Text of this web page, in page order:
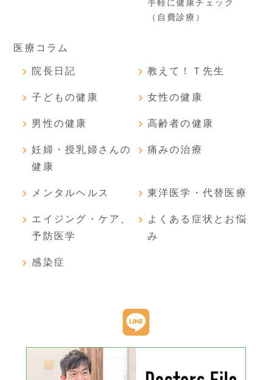
手軽に健康チェック
（自費診療）
医療コラム
院長日記 教えて！Ｔ先生
子どもの健康 女性の健康
男性の健康 高齢者の健康
妊婦・授乳婦さんの
健康
痛みの治療
メンタルヘルス 東洋医学・代替医療
エイジング・ケア、
予防医学
よくある症状とお悩
み
感染症